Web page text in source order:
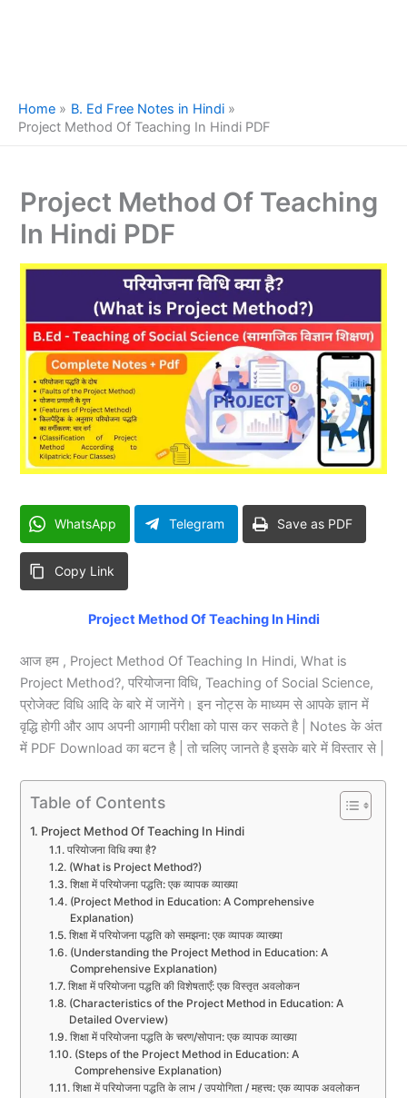
Home
B. Ed Free Notes in Hindi
Project Method Of Teaching In Hindi PDF
Project Method Of Teaching
In Hindi PDF
WhatsApp Telegram Save as PDF
Copy Link
Project Method Of Teaching In Hindi
आज हम , Project Method Of Teaching In Hindi, What is
Project Method?, परियोजना विधि, Teaching of Social Science,
प्रोजेक्ट विधि आदि के बारे में जानेंगे। इन नोट्स के माध्यम से आपके ज्ञान में
वृद्धि होगी और आप अपनी आगामी परीक्षा को पास कर सकते है | Notes के अंत
में PDF Download का बटन है | तो चलिए जानते है इसके बारे में विस्तार से |
Table of Contents
Project Method Of Teaching In Hindi
परियोजना विधि क्या है?
(What is Project Method?)
शिक्षा में परियोजना पद्धति: एक व्यापक व्याख्या
(Project Method in Education: A Comprehensive
Explanation)
शिक्षा में परियोजना पद्धति को समझना: एक व्यापक व्याख्या
(Understanding the Project Method in Education: A
Comprehensive Explanation)
शिक्षा में परियोजना पद्धति की विशेषताएँ: एक विस्तृत अवलोकन
(Characteristics of the Project Method in Education: A
Detailed Overview)
शिक्षा में परियोजना पद्धति के चरण/सोपान: एक व्यापक व्याख्या
(Steps of the Project Method in Education: A
Comprehensive Explanation)
शिक्षा में परियोजना पद्धति के लाभ / उपयोगिता / महत्त्व: एक व्यापक अवलोकन